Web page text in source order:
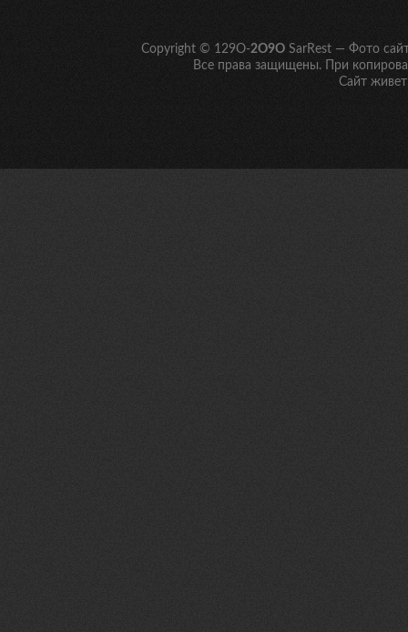
Copyright © 129O-2O9O SarRest — Фото
Все права защищены. При
Сайт живет